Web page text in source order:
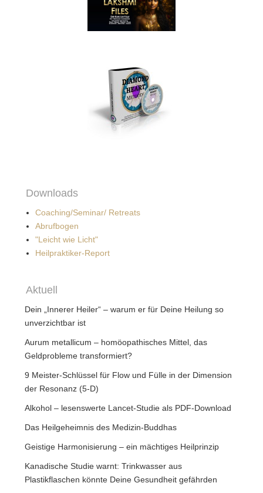
Downloads
Coaching/Seminar/ Retreats
Abrufbogen
"Leicht wie Licht"
Heilpraktiker-Report
Aktuell
Dein „Innerer Heiler“ – warum er für Deine Heilung so
unverzichtbar ist
Aurum metallicum – homöopathisches Mittel, das
Geldprobleme transformiert?
9 Meister-Schlüssel für Flow und Fülle in der Dimension
der Resonanz (5-D)
Alkohol – lesenswerte Lancet-Studie als PDF-Download
Das Heilgeheimnis des Medizin-Buddhas
Geistige Harmonisierung – ein mächtiges Heilprinzip
Kanadische Studie warnt: Trinkwasser aus
Plastikflaschen könnte Deine Gesundheit gefährden